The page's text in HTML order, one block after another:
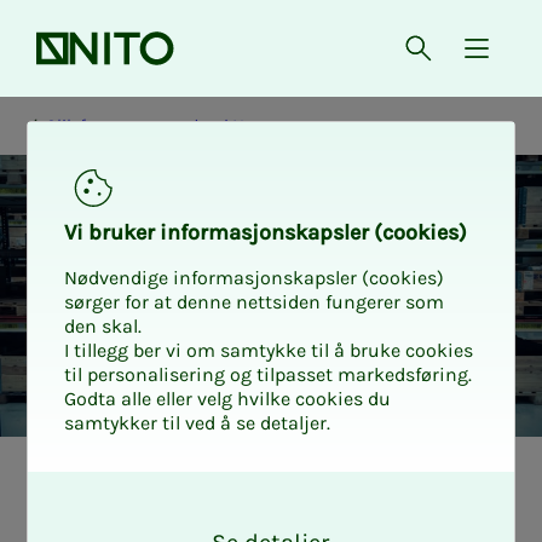
Forsiden Åpne søk
{
Slik fungerer pensjon i Norge
Vi bru­­­ker in­­­for­­­ma­­­sjons­­­kaps­­­­­ler (cookies)
Nødvendige informasjonskapsler (cookies)
sørger for at denne nettsiden fungerer som
den skal.
I tillegg ber vi om samtykke til å bruke cookies
til personalisering og tilpasset markedsføring.
Godta alle eller velg hvilke cookies du
samtykker til ved å se detaljer.